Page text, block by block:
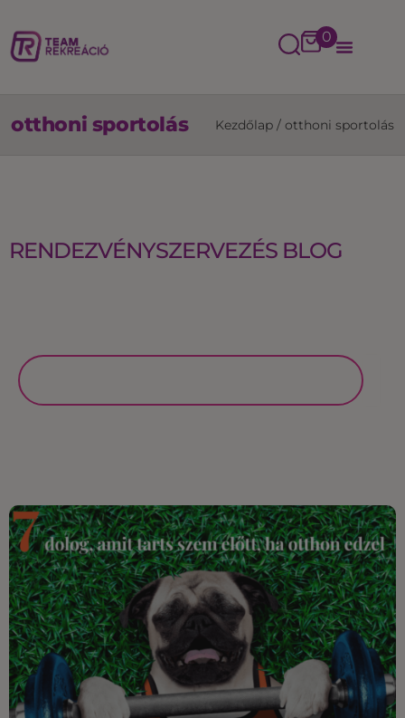
0
otthoni sportolás Kezdőlap / otthoni sportolás
RENDEZVÉNYSZERVEZÉS BLOG